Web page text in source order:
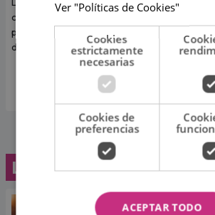
cuenta qué te depara tu signo
para hoy lunes 03 de agosto
de 2026.
cuenta
en el
lunes 03
09 de
Lo último
Ver "Políticas de Cookies"
Cookies
estrictamente
necesarias
Cookies de
preferencias
ACEPTAR TODO